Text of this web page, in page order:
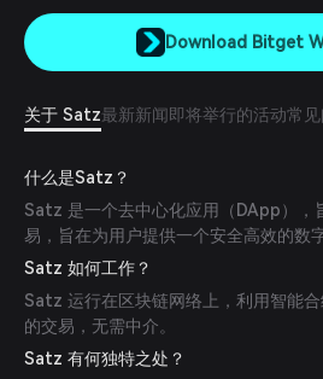
Download Bitget
关于 Satz最新新闻即将举行的活动常见
什么是Satz？
Satz 是一个去中心化应用（DApp），
易，旨在为用户提供一个安全高效的数
Satz 如何工作？
Satz 运行在区块链网络上，利用智能
的交易，无需中介。
Satz 有何独特之处？